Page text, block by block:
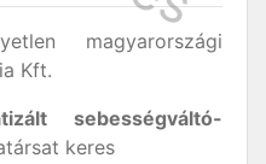
magyarországi
Kft.
sebességváltó-
keres